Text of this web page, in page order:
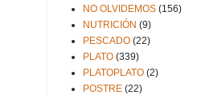
NO OLVIDEMOS (156)
NUTRICIÓN (9)
PESCADO (22)
PLATO (339)
PLATOPLATO (2)
POSTRE (22)